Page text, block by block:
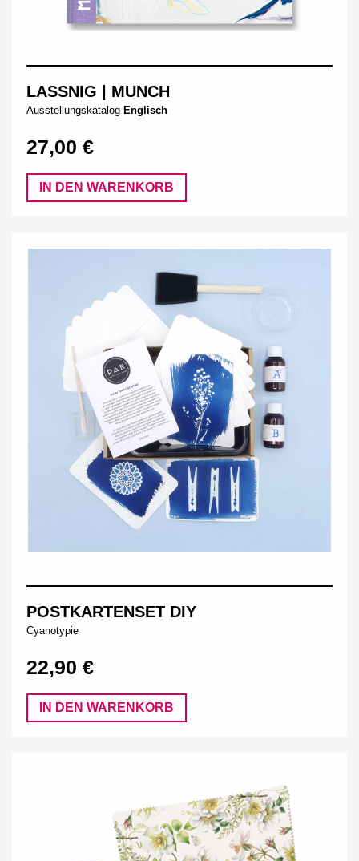
LASSNIG | MUNCH
Ausstellungskatalog Englisch
27,00 €
IN DEN WARENKORB
POSTKARTENSET DIY
Cyanotypie
22,90 €
IN DEN WARENKORB